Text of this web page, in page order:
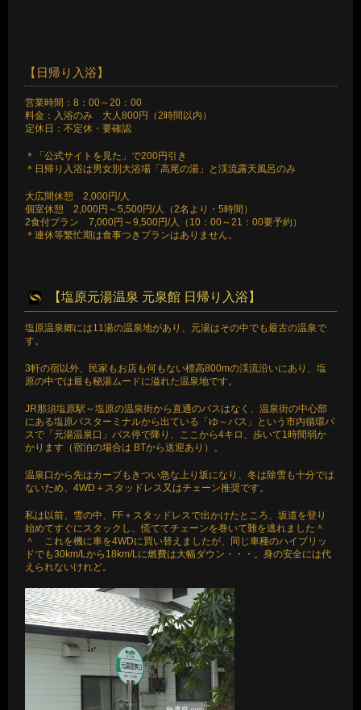
【日帰り入浴】
営業時間：8：00～20：00
料金：入浴のみ 大人800円（2時間以内）
定休日：不定休・要確認
＊「公式サイトを見た」で200円引き
＊日帰り入浴は男女別大浴場「高尾の湯」と渓流露天風呂のみ
大広間休憩 2,000円/人
個室休憩 2,000円～5,500円/人（2名より・5時間）
2食付プラン 7,000円～9,500円/人（10：00～21：00要予約）
＊連休等繁忙期は食事つきプランはありません。
【塩原元湯温泉 元泉館 日帰り入浴】
塩原温泉郷には11湯の温泉地があり、元湯はその中でも最古の温泉で
す。
3軒の宿以外、民家もお店も何もない標高800mの渓流沿いにあり、塩
原の中では最も秘湯ムードに溢れた温泉地です。
JR那須塩原駅～塩原の温泉街から直通のバスはなく、温泉街の中心部
にある塩原バスターミナルから出ている「ゆ～バス」という市内循環バ
スで「元湯温泉口」バス停で降り、ここから4キロ、歩いて1時間弱か
かります（宿泊の場合は BTから送迎あり）。
温泉口から先はカーブもきつい急な上り坂になり、冬は除雪も十分では
ないため、4WD＋スタッドレス又はチェーン推奨です。
私は以前、雪の中、FF＋スタッドレスで出かけたところ、坂道を登り
始めてすぐにスタックし、慌ててチェーンを巻いて難を逃れました＾
＾ これを機に車を4WDに買い替えましたが、同じ車種のハイブリッ
ドでも30km/Lから18km/Lに燃費は大幅ダウン・・・。身の安全には代
えられないけれど。